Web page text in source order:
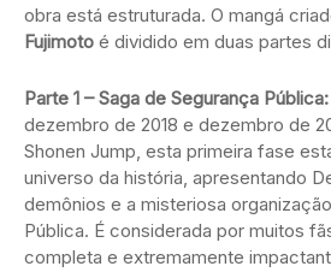
obra está estruturada. O mangá
Fujimoto é dividido em duas partes
Parte 1 – Saga de Segurança Pública:
dezembro de 2018 e dezembro de
Shonen Jump, esta primeira fase
universo da história, apresentando
demônios e a misteriosa
Pública. É considerada por muitos
completa e extremamente